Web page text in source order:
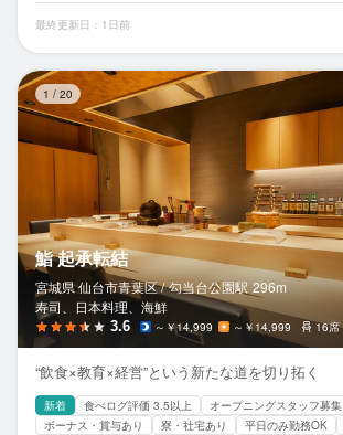
最終更新日：1日前
1 / 20
鮨 起承転結
宮城県 仙台市青葉区 / 勾当台公園駅 296m
寿司、日本料理、海鮮
3.6 ～￥14,999 ～￥14,999 16席
“飲食×教育×経営”という新たな道を切り拓く
新着 食べログ評価 3.5以上 オープニングスタッフ募集
ボーナス・賞与あり
寮・社宅あり 平日のみ勤務OK